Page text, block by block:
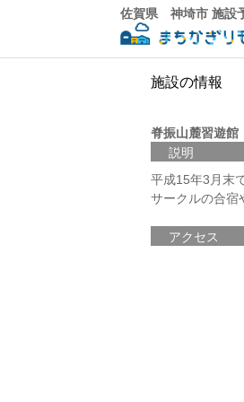
佐賀県 神埼市 施設
施設の情報
脊振山麓習遊館
説明
平成15年3月末
サークルの合宿
アクセス